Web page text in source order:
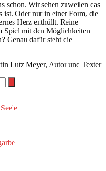
schon. Wir sehen zuweilen das
ist. Oder nur in einer Form, die
Herz enthüllt. Reine
Spiel mit den Möglichkeiten
Genau dafür steht die
Lutz Meyer, Autor und Texter